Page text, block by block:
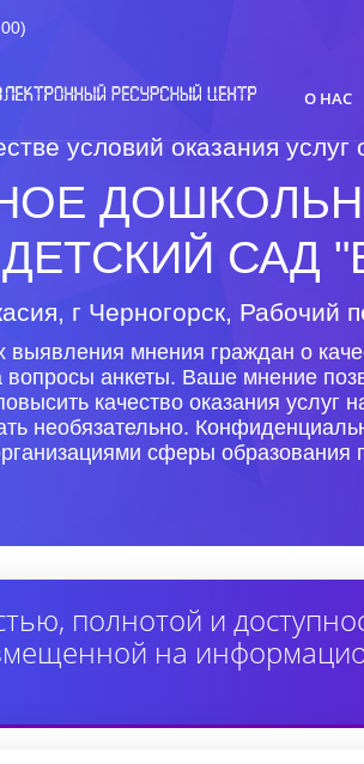
О НАС
условий оказания
САД
г Черногорск, Рабочий
мнения граждан о
анкеты. Ваше мнение
качество оказания
необязательно.
сферы образования
полнотой и
на